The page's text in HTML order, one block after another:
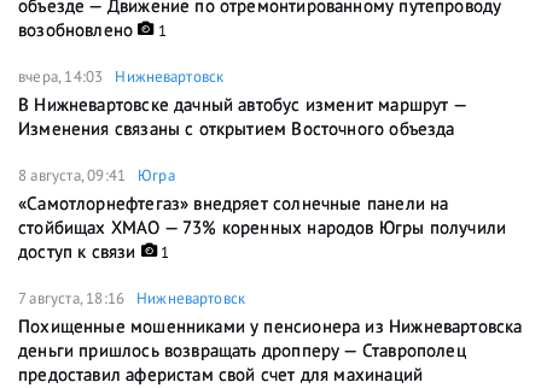
объезде — Движение по отремонтированному путепроводу
возобновлено
1
вчера, 14:03 Нижневартовск
В Нижневартовске дачный автобус изменит маршрут —
Изменения связаны с открытием Восточного объезда
8 августа, 09:41 Югра
«Самотлорнефтегаз» внедряет солнечные панели на
стойбищах ХМАО — 73% коренных народов Югры получили
доступ к связи
1
7 августа, 18:16 Нижневартовск
Похищенные мошенниками у пенсионера из Нижневартовска
деньги пришлось возвращать дропперу — Ставрополец
предоставил аферистам свой счет для махинаций